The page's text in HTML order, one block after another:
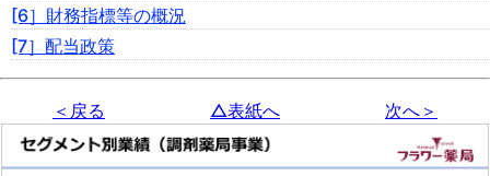
[6］財務指標等の概況
[7］配当政策
＜戻る △表紙へ 次へ＞